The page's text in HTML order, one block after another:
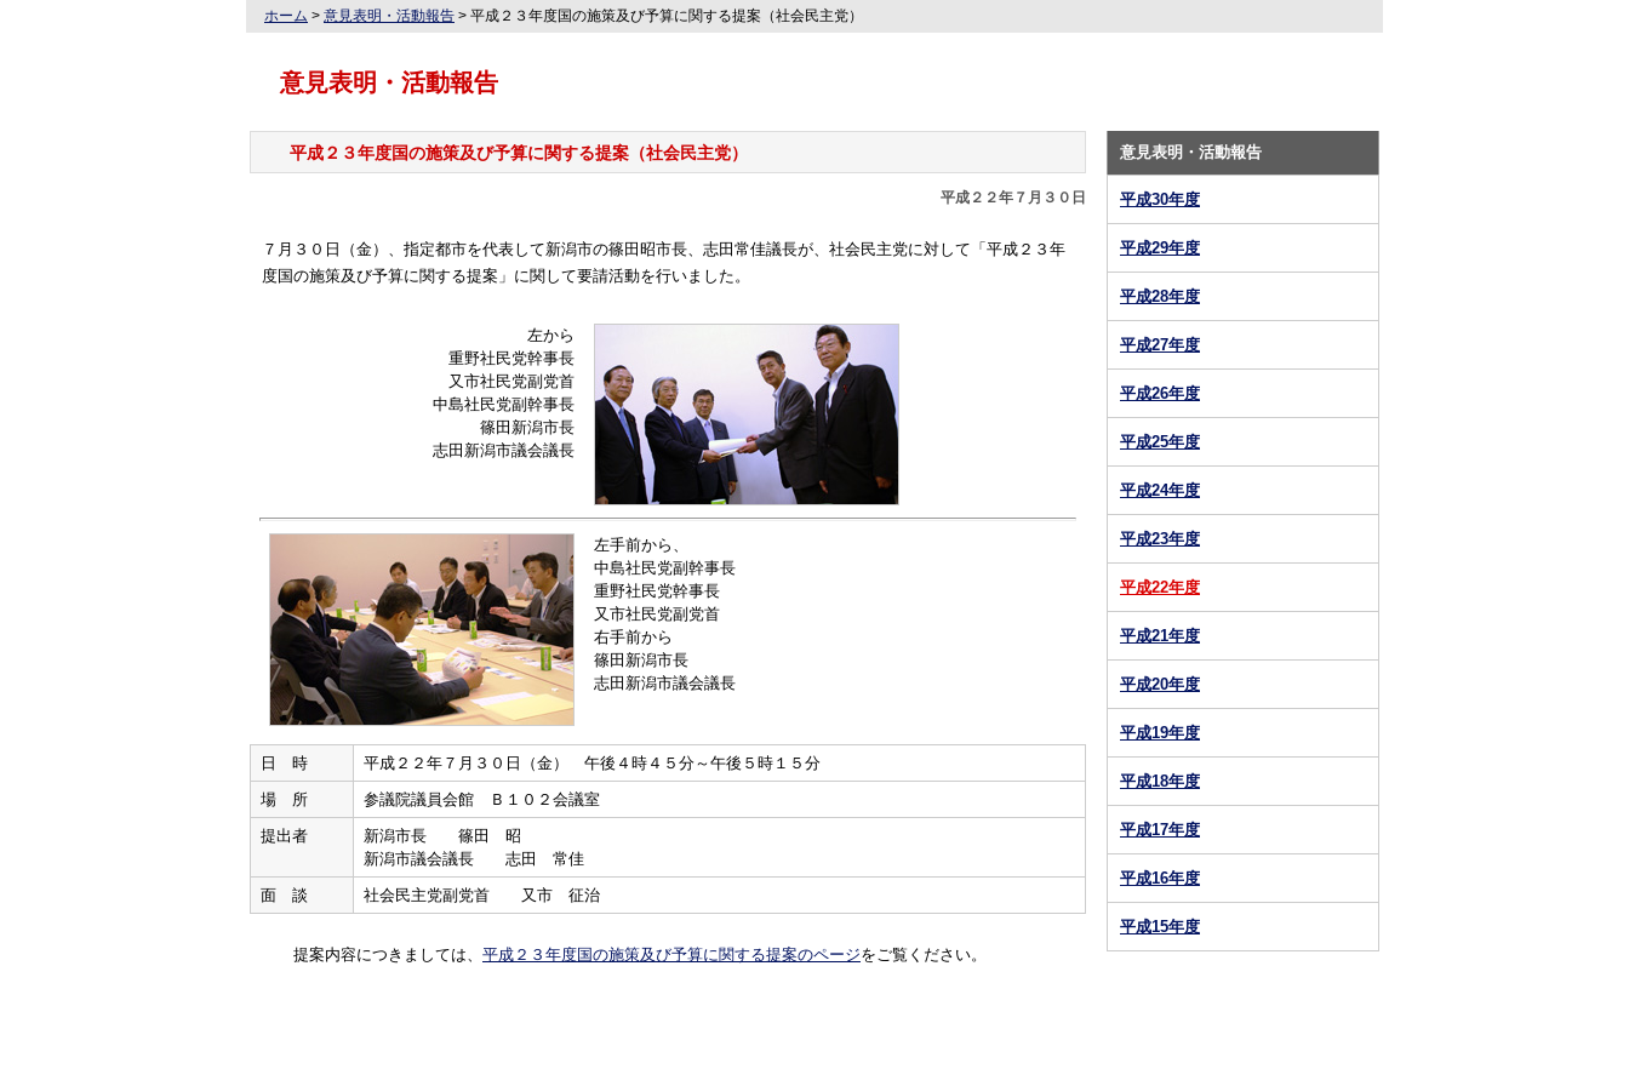
ホーム > 意見表明・活動報告 > 平成２３年度国の施策及び予算に関する提案（社会民主党）
意見表明・活動報告
平成２３年度国の施策及び予算に関する提案（社会民主党）
平成２２年７月３０日
７月３０日（金）、指定都市を代表して新潟市の篠田昭市長、志田常佳議長が、社会民主党に対して「平成２３年
度国の施策及び予算に関する提案」に関して要請活動を行いました。
左から
重野社民党幹事長
又市社民党副党首
中島社民党副幹事長
篠田新潟市長
志田新潟市議会議長
左手前から、
中島社民党副幹事長
重野社民党幹事長
又市社民党副党首
右手前から
篠田新潟市長
志田新潟市議会議長
日 時
平成２２年７月３０日（金） 午後４時４５分～午後５時１５分
場 所
参議院議員会館 Ｂ１０２会議室
提出者
新潟市長 篠田 昭
新潟市議会議長 志田 常佳
面 談
社会民主党副党首 又市 征治
提案内容につきましては、 平成２３年度国の施策及び予算に関する提案のページをご覧ください。
意見表明・活動報告
平成30年度
平成29年度
平成28年度
平成27年度
平成26年度
平成25年度
平成24年度
平成23年度
平成22年度
平成21年度
平成20年度
平成19年度
平成18年度
平成17年度
平成16年度
平成15年度